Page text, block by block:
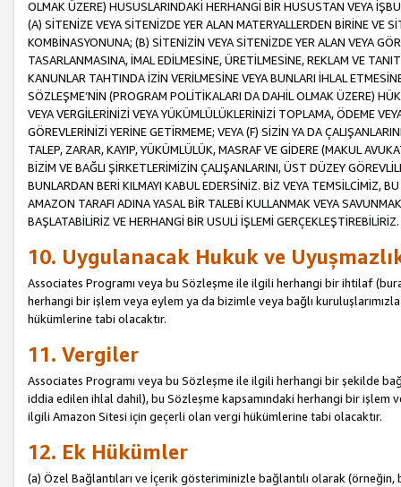
OLMAK ÜZERE) HUSUSLARINDAKİ HERHANGİ BİR HUSUSTAN VEYA
(A) SİTENİZE VEYA SİTENİZDE YER ALAN MATERYALLERDEN BİRİNE VE
KOMBİNASYONUNA; (B) SİTENİZİN VEYA SİTENİZDE YER ALAN VEYA
TASARLANMASINA, İMAL EDİLMESİNE, ÜRETİLMESİNE, REKLAM VE
KANUNLAR TAHTINDA İZİN VERİLMESİNE VEYA BUNLARI İHLAL
SÖZLEŞME’NİN (PROGRAM POLİTİKALARI DA DAHİL OLMAK ÜZERE)
VEYA VERGİLERİNİZİ VEYA YÜKÜMLÜLÜKLERİNİZİ TOPLAMA, ÖDEME
GÖREVLERİNİZİ YERİNE GETİRMEME; VEYA (F) SİZİN YA DA
TALEP, ZARAR, KAYIP, YÜKÜMLÜLÜK, MASRAF VE GİDERE (MAKUL
BİZİM VE BAĞLI ŞİRKETLERİMİZİN ÇALIŞANLARINI, ÜST DÜZEY
BUNLARDAN BERİ KILMAYI KABUL EDERSİNİZ. BİZ VEYA TEMSİLCİMİZ,
AMAZON TARAFI ADINA YASAL BİR TALEBİ KULLANMAK VEYA
BAŞLATABİLİRİZ VE HERHANGİ BİR USULİ İŞLEMİ GERÇEKLEŞTİREBİLİRİZ.
10. Uygulanacak Hukuk ve
Associates Programı veya bu Sözleşme ile ilgili herhangi bir ihtilaf
herhangi bir işlem veya eylem ya da bizimle veya bağlı
hükümlerine tabi olacaktır.
11. Vergiler
Associates Programı veya bu Sözleşme ile ilgili herhangi bir şekilde
iddia edilen ihlal dahil), bu Sözleşme kapsamındaki herhangi bir işlem
ilgili Amazon Sitesi için geçerli olan vergi hükümlerine tabi olacaktır.
12. Ek Hükümler
(a) Özel Bağlantıları ve İçerik gösteriminizle bağlantılı olarak